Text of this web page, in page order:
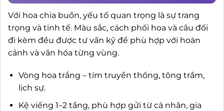
Với hoa chia buồn, yếu tố quan trọng là sự trang
trọng và tinh tế. Màu sắc, cách phối hoa và câu đối
đi kèm đều được tư vấn kỹ để phù hợp với hoàn
cảnh và văn hóa từng vùng.
Vòng hoa trắng – tím truyền thống, tông trầm,
lịch sự.
Kệ viếng 1–2 tầng, phù hợp gửi từ cá nhân, gia